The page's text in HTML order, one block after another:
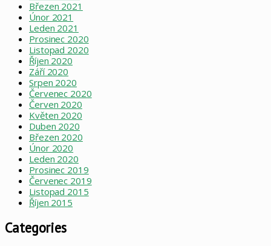
Březen 2021
Únor 2021
Leden 2021
Prosinec 2020
Listopad 2020
Říjen 2020
Září 2020
Srpen 2020
Červenec 2020
Červen 2020
Květen 2020
Duben 2020
Březen 2020
Únor 2020
Leden 2020
Prosinec 2019
Červenec 2019
Listopad 2015
Říjen 2015
Categories